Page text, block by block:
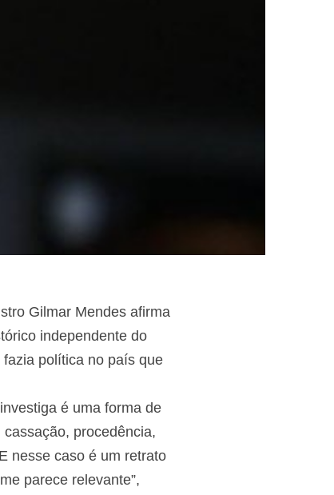
Gilmar Mendes afirma
independente do
política no país que
é uma forma de
procedência,
nesse caso é um retrato
parece relevante”,